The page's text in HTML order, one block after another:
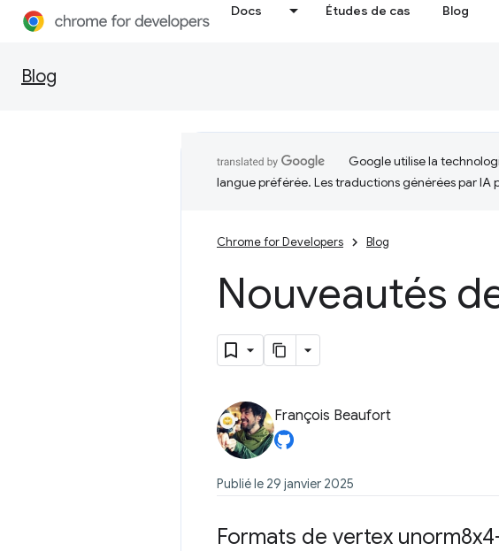
Docs Études de cas Blog
Blog
Google utilise la
langue préférée. Les traductions générées par IA
Chrome for Developers Blog
Nouveautés
François Beaufort
Publié le 29 janvier 2025
Formats de vertex